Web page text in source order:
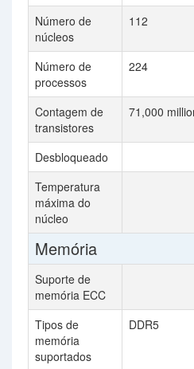
Número de
núcleos
112
Número de
processos
224
Contagem de
transistores
71,000
Desbloqueado
Temperatura
máxima do
núcleo
Memória
Suporte de
memória ECC
Tipos de
memória
suportados
DDR5